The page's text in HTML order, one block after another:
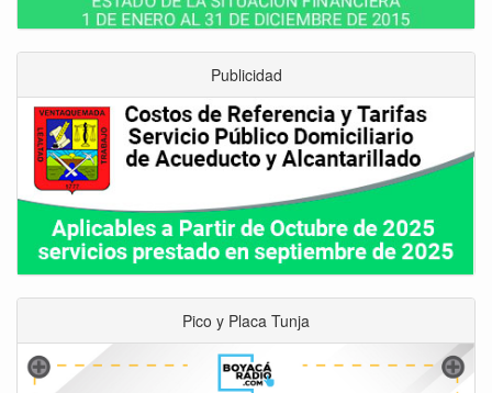
Publicidad
Pico y Placa Tunja